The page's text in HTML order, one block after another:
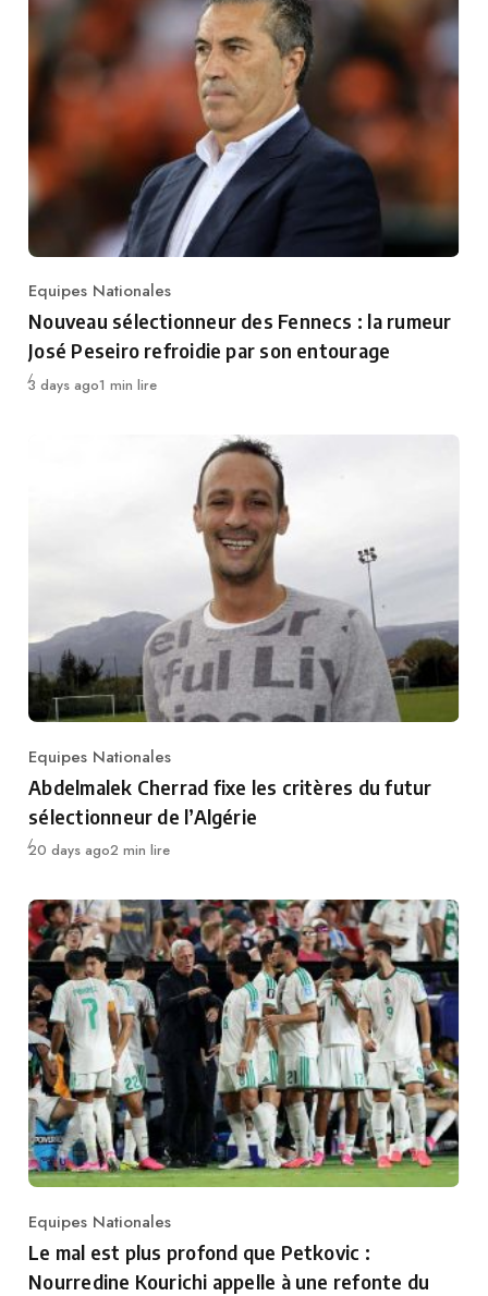
Category
Equipes Nationales
Nouveau sélectionneur des Fennecs : la rumeur
José Peseiro refroidie par son entourage
Publié
3 days ago1 min lire
Category
Equipes Nationales
Abdelmalek Cherrad fixe les critères du futur
sélectionneur de l’Algérie
Publié
20 days ago2 min lire
Category
Equipes Nationales
Le mal est plus profond que Petkovic :
Nourredine Kourichi appelle à une refonte du